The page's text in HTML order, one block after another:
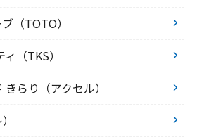
（TOTO）
（TKS）
らり（アクセル）